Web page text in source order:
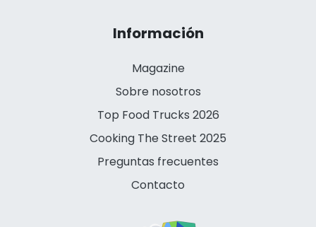
Información
Magazine
Sobre nosotros
Top Food Trucks 2026
Cooking The Street 2025
Preguntas frecuentes
Contacto